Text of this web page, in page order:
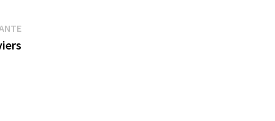
Publication
suivante :